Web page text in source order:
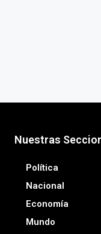
Nuestras
Política
Nacional
Economía
Mundo